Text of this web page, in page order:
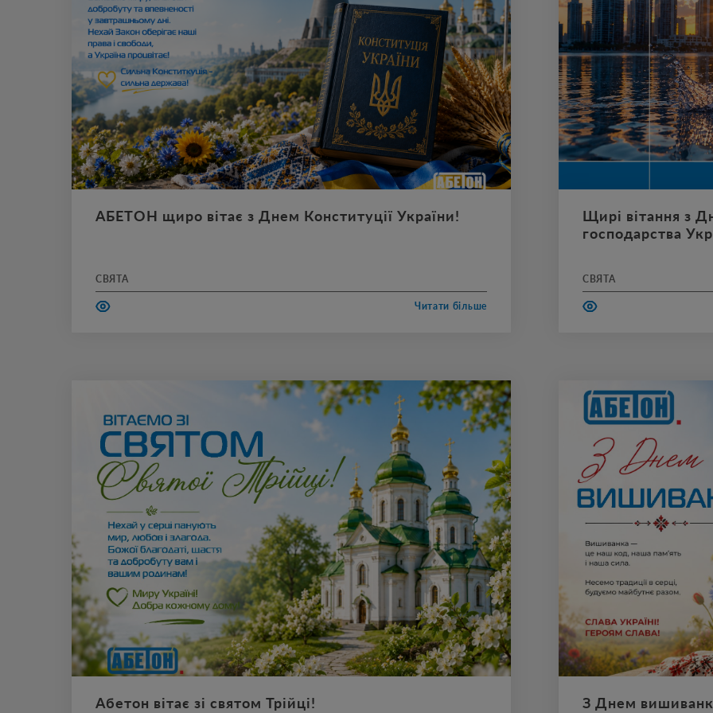
АБЕТОН щиро вітає з Днем Конституції України!
СВЯТА
Читати більше
АБЕТОН щиро вітає з Днем Конституції України!
Щирі вітання з
господарства
СВЯТА
Вода – основа життя,
надзвичайно важливою
Абетон вітає зі святом Трійці!
Щиро вітаємо з Трійцею! Бажаємо, щоб у вашому домі завжди панували
З Днем
Вишиванка – це код